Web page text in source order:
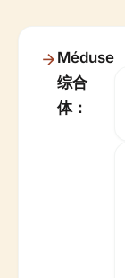
Méduse
综合
体：